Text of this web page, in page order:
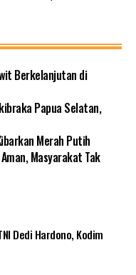
Berkelanjutan di
Papua Selatan,
Merah Putih
Masyarakat Tak
Dedi Hardono, Kodim